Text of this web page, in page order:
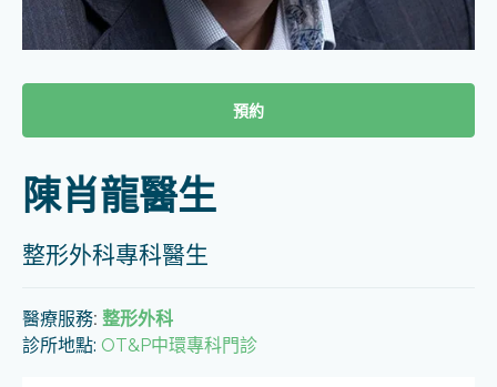
預約
陳肖龍醫生
整形外科專科醫生
醫療服務: 整形外科
診所地點: OT&P中環專科門診